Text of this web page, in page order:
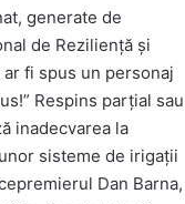
generate de
de Reziliență și
fi spus un personaj
Respins parțial sau
inadecvarea la
sisteme de irigații
Dan Barna,